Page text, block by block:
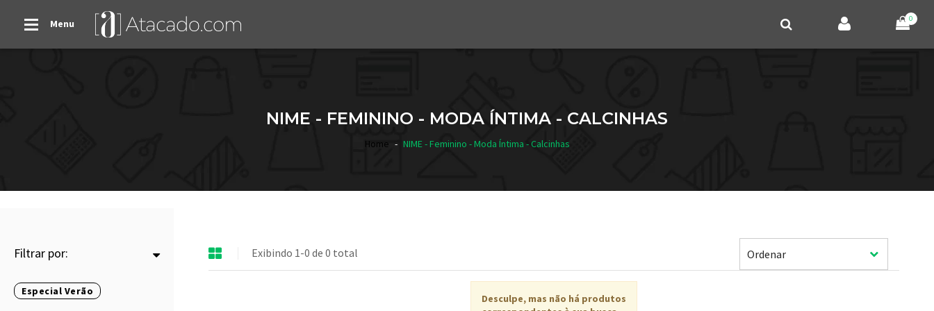
Menu 0
NIME - FEMININO - MODA ÍNTIMA - CALCINHAS
Home NIME - Feminino - Moda Íntima - Calcinhas
Filtrar por:
Especial Verão
Exibindo 1-0 de 0 total
Desculpe, mas não há produtos